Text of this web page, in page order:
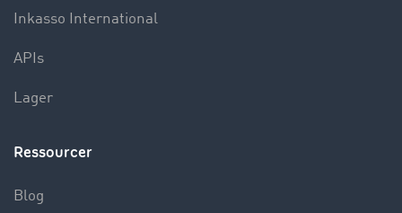
Inkasso International
APIs
Lager
Ressourcer
Blog